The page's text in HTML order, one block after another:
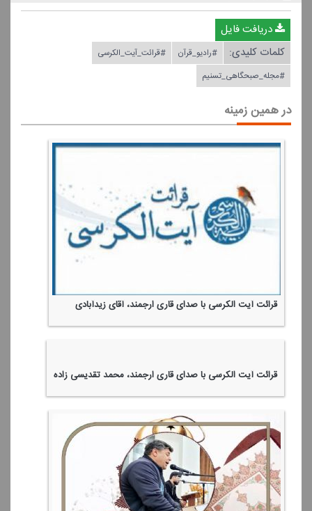
دریافت فایل
کلمات کلیدی:
#رادیو_قرآن
#قرائت_آیت_الكرسی
#مجله_صبحگاهی_تسنیم
در همین زمینه
قرائت آیت الكرسی با صدای قاری ارجمند، آقای زیدآبادی
قرائت آیت الكرسی با صدای قاری ارجمند، محمد تقدیسی زاده